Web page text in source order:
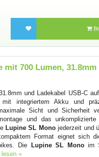
700 Lumen,
und Ladekabel USB-C
integriertem Akku und
Sicht und Sicherheit
und das
Lupine SL Monojederzeit und
Format eignet sich
Die
Lupine SL Monoim
lesen »